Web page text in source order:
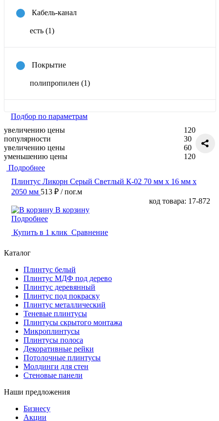
Кабель-канал
есть (1)
Покрытие
полипропилен (1)
Подбор по параметрам
увеличению цены
популярности
увеличению цены
уменьшению цены
120
30
60
120
Подробнее
Плинтус Ликорн Серый Светлый К-02 70 мм х 16 мм х
2050 мм 513 ₽ / пог.м
код товара: 17-872
В корзину
Подробнее
Купить в 1 клик Сравнение
Каталог
Плинтус белый
Плинтус МДФ под дерево
Плинтус деревянный
Плинтус под покраску
Плинтус металлический
Теневые плинтусы
Плинтусы скрытого монтажа
Микроплинтусы
Плинтусы полоса
Декоративные рейки
Потолочные плинтусы
Молдинги для стен
Стеновые панели
Наши предложения
Бизнесу
Акции